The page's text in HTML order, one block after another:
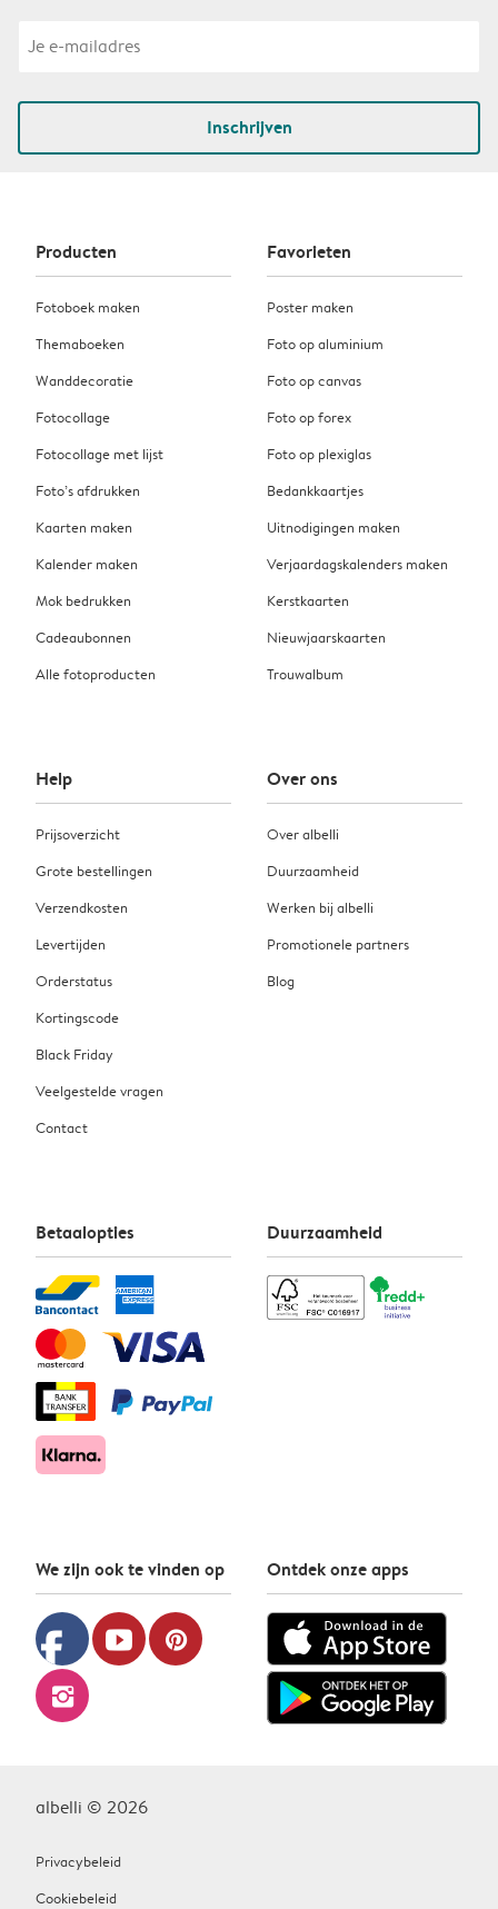
Inschrijven
Producten
Fotoboek maken
Themaboeken
Wanddecoratie
Fotocollage
Fotocollage met lijst
Foto’s afdrukken
Kaarten maken
Kalender maken
Mok bedrukken
Cadeaubonnen
Alle fotoproducten
Favorieten
Poster maken
Foto op aluminium
Foto op canvas
Foto op forex
Foto op plexiglas
Bedankkaartjes
Uitnodigingen maken
Verjaardagskalenders maken
Kerstkaarten
Nieuwjaarskaarten
Trouwalbum
Help
Prijsoverzicht
Grote bestellingen
Verzendkosten
Levertijden
Orderstatus
Kortingscode
Black Friday
Veelgestelde vragen
Contact
Over ons
Over albelli
Duurzaamheid
Werken bij albelli
Promotionele partners
Blog
Betaalopties Duurzaamheid
We zijn ook te vinden op
facebook youtube pinterest
instagram
Ontdek onze apps
albelli © 2026
Privacybeleid
Cookiebeleid